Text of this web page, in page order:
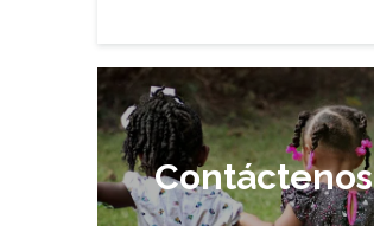
Contáctenos